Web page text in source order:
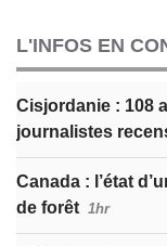
L'INFOS EN
Cisjordanie : 108
journalistes
Canada : l’état
de forêt 1hr